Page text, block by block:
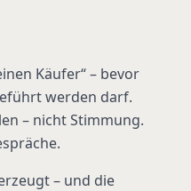
Käufer“ – bevor
werden darf.
– nicht Stimmung.
– und die